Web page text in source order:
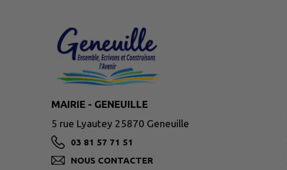
MAIRIE - GENEUILLE
5 rue Lyautey 25870 Geneuille
03 81 57 71 51
NOUS CONTACTER